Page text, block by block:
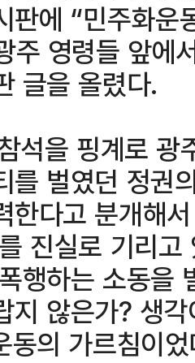
판에 “민주화
주 영령들 앞에
글을 올렸다.
석을 핑계로
를 벌였던 정권
한다고 분개해
진실로 기리
행하는 소동을
지 않은가? 생
동의 가르침이